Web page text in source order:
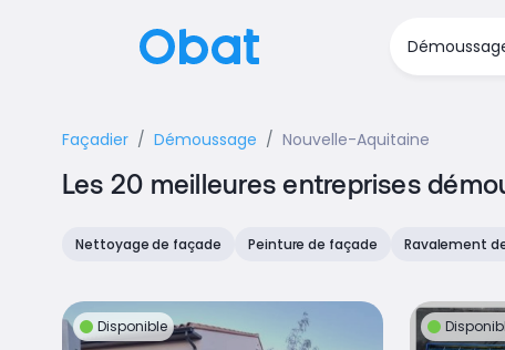
Façadier Démoussage Nouvelle-Aquitaine
Les 20 meilleures entreprises
Nettoyage de façade Peinture de façade Ravalement
Disponible